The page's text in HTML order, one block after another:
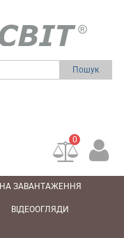
Пошук
0
НА ЗАВАНТАЖЕННЯ
ВІДЕООГЛЯДИ